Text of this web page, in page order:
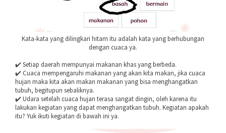
Kata-kata yang dilingkari hitam itu adalah kata yang berhubungan
dengan cuaca ya.
✔️ Setiap daerah mempunyai makanan khas yang berbeda.
✔️ Cuaca mempengaruhi makanan yang akan kita makan, jika cuaca
hujan maka kita akan makan makanan yang bisa menghangatkan
tubuh, begitupun sebaliknya.
✔️ Udara setelah cuaca hujan terasa sangat dingin, oleh karena itu
lakukan kegiatan yang dapat menghangatkan tubuh. Kegiatan apakah
itu? Yuk ikuti kegiatan di bawah ini ya.